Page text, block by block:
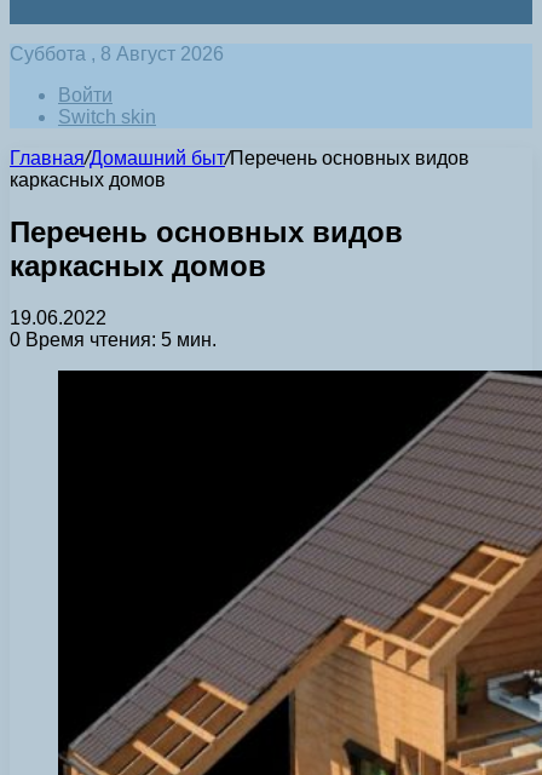
Суббота , 8 Август 2026
Войти
Switch skin
Главная/Домашний быт/Перечень основных видов
каркасных домов
Перечень основных видов
каркасных домов
19.06.2022
0 Время чтения: 5 мин.